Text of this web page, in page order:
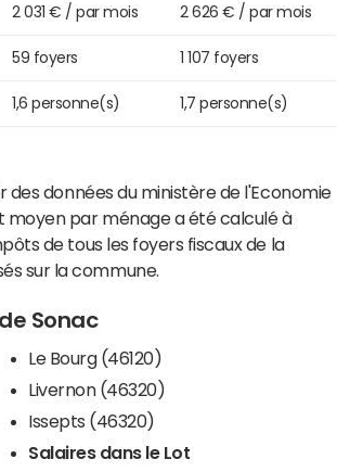
2 031 € / par mois 2 626 € / par mois
59 foyers 1 107 foyers
1,6 personne(s) 1,7 personne(s)
données du ministère de l'Economie
moyen par ménage a été calculé à
de tous les foyers fiscaux de la
sur la commune.
Sonac
Le Bourg (46120)
Livernon (46320)
Issepts (46320)
Salaires dans le Lot